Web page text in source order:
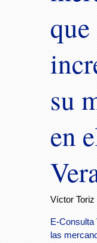
que
su
en
Víctor Toriz
E-Consulta
las